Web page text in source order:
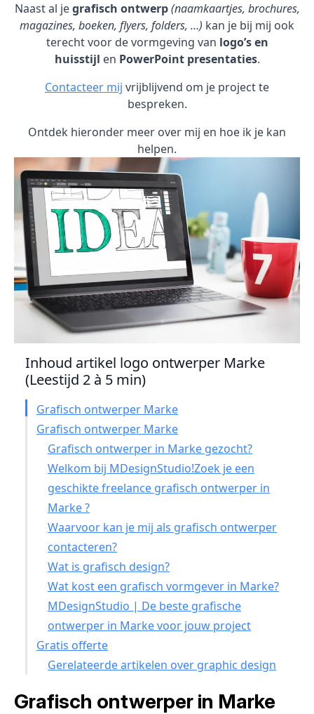
Naast al jegrafisch ontwerp (naamkaartjes, brochures,
magazines, boeken, flyers, folders, …) kan je bij mij ook
terecht voor de vormgeving van logo’s en
huisstijl en PowerPoint presentaties.
Contacteer mij vrijblijvend om je project te
bespreken.
Ontdek hieronder meer over mij en hoe ik je kan
helpen.
Inhoud artikel logo ontwerper Marke
(Leestijd 2 à 5 min)
Grafisch ontwerper Marke
Grafisch ontwerper Marke
Grafisch ontwerper in Marke gezocht?
Welkom bij MDesignStudio!Zoek je een
geschikte freelance grafisch ontwerper in
Marke ?
Waarvoor kan je mij als grafisch ontwerper
contacteren?
Wat is grafisch design?
Wat kost een grafisch vormgever in Marke?
MDesignStudio | De beste grafische
ontwerper in Marke voor jouw project
Gratis offerte
Gerelateerde artikelen over graphic design
Grafisch ontwerper in Marke